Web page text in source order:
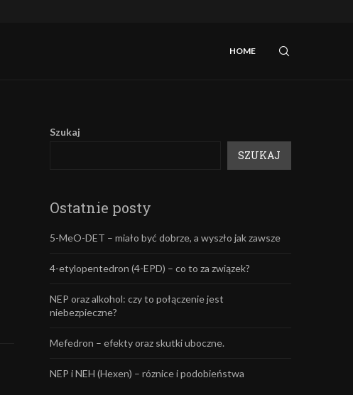
HOME
Szukaj
SZUKAJ
Ostatnie posty
5-MeO-DET – miało być dobrze, a wyszło jak zawsze
4-etylopentedron (4-EPD) – co to za związek?
NEP oraz alkohol: czy to połączenie jest
niebezpieczne?
Mefedron – efekty oraz skutki uboczne.
NEP i NEH (Hexen) – róznice i podobieństwa